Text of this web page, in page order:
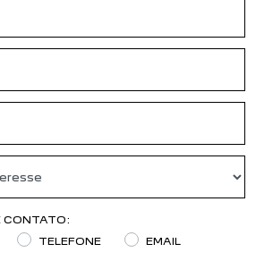
CONTATO:
TELEFONE EMAIL